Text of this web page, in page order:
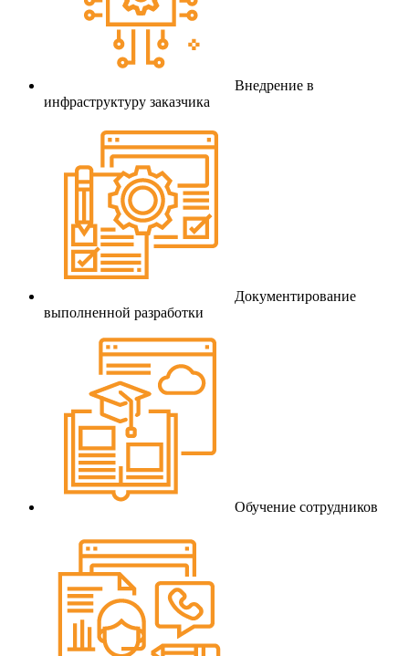
Внедрение в
инфраструктуру заказчика
Документирование
выполненной разработки
Обучение сотрудников